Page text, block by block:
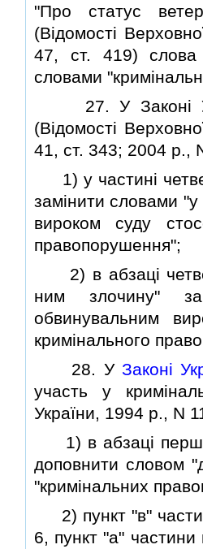
"Про статус
(Вiдомостi
47, ст. 419) слова
словами
27. У Законi
(Вiдомостi
41, ст. 343; 2004 р.,
1) у частинi
замiнити словами "у
вироком суду
правопорушення";
2) в абзацi
ним злочину"
обвинувальним
кримiнального
28. У Законi
участь у
України, 1994 р., N
1) в абзацi
доповнити словом
"кримiнальних
2) пункт "в"
6, пункт "а"